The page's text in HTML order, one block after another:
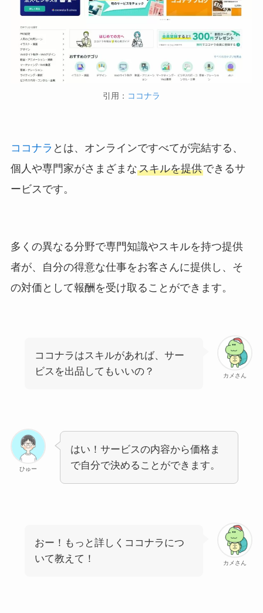
引用： ココナラ
ココナラ とは、オンラインですべてが完結する、
個人や専門家がさまざまなスキルを提供できるサ
ービスです。
多くの異なる分野で専門知識やスキルを持つ提供
者が、自分の得意な仕事をお客さんに提供し、そ
の対価として報酬を受け取ることができます。
カメさん
ココナラはスキルがあれば、サー
ビスを出品してもいいの？
ひゅー
はい！サービスの内容から価格ま
で自分で決めることができます。
カメさん
おー！もっと詳しくココナラにつ
いて教えて！